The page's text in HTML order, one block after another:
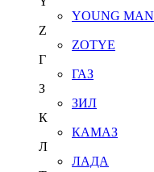
YOUNG MAN
Z
ZOTYE
Г
ГАЗ
З
ЗИЛ
К
КАМАЗ
Л
ЛАДА